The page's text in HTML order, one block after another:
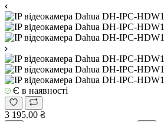
Є в наявності
3 195.00 ₴